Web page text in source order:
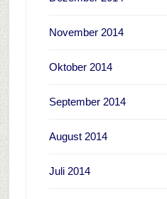
November 2014
Oktober 2014
September 2014
August 2014
Juli 2014